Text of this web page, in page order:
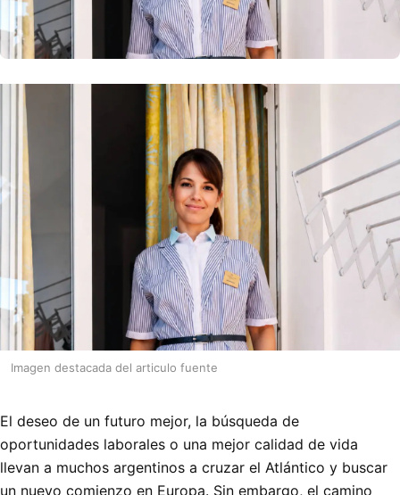
Imagen destacada del articulo fuente
El deseo de un futuro mejor, la búsqueda de
oportunidades laborales o una mejor calidad de vida
llevan a muchos argentinos a cruzar el Atlántico y buscar
un nuevo comienzo en Europa. Sin embargo, el camino